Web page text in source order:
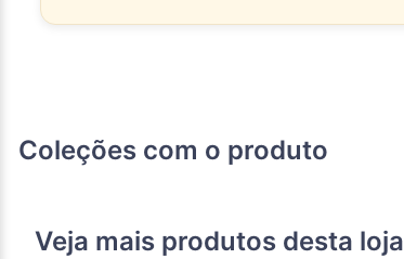
Coleções com o produto
Veja mais produtos desta loja